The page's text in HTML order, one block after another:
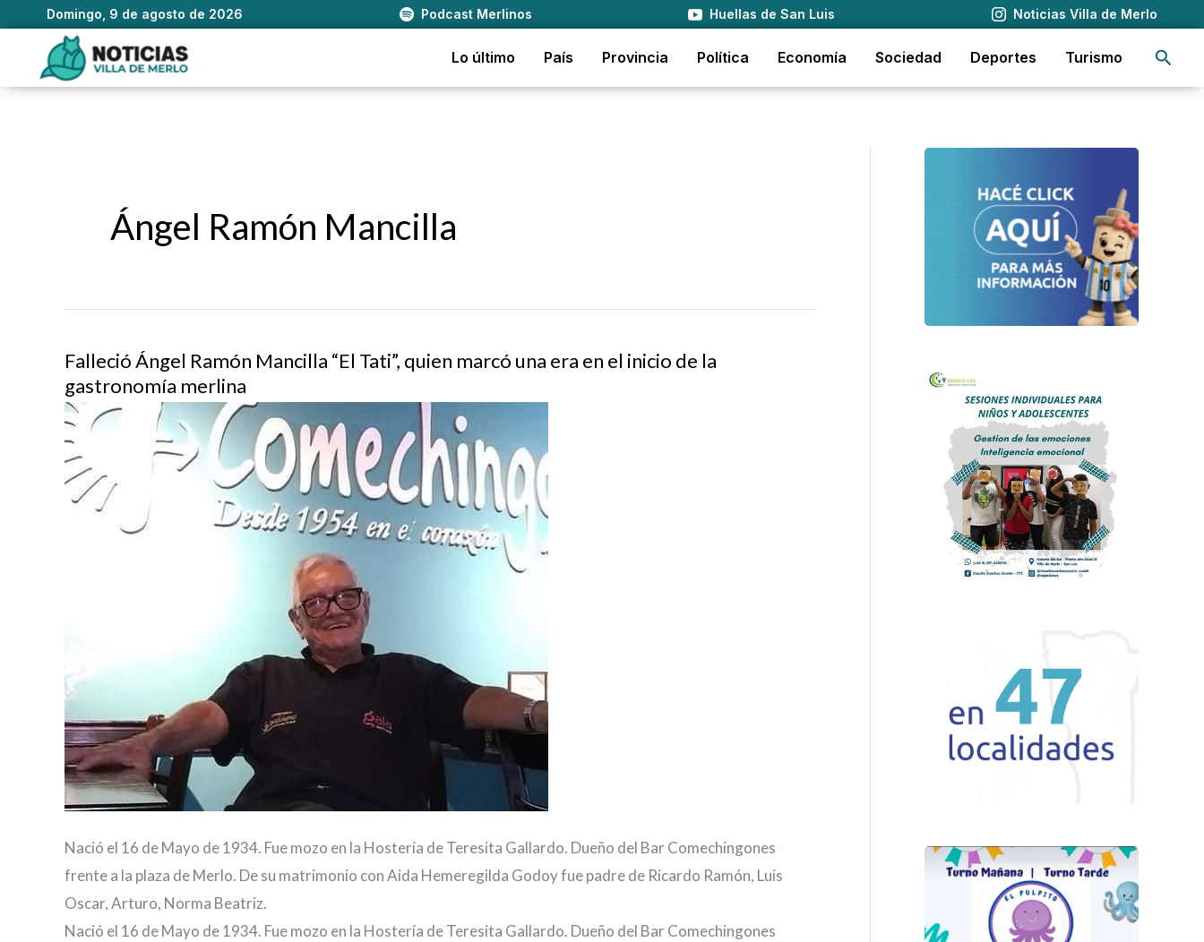
Domingo, 9 de agosto de 2026 Podcast Merlinos Huellas de San Luis Noticias Villa de Merlo
contenido
Lo último País Provincia Política Economía Sociedad Deportes Turismo
Ángel Ramón Mancilla
Falleció Ángel Ramón Mancilla “El Tati”, quien marcó una era en el inicio de la
gastronomía merlina
Nació el 16 de Mayo de 1934. Fue mozo en la Hostería de Teresita Gallardo. Dueño del Bar Comechingones
frente a la plaza de Merlo. De su matrimonio con Aida Hemeregilda Godoy fue padre de Ricardo Ramón, Luis
Oscar, Arturo, Norma Beatriz.
Nació el 16 de Mayo de 1934. Fue mozo en la Hostería de Teresita Gallardo. Dueño del Bar Comechingones